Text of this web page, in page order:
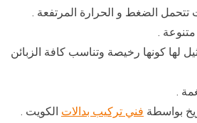
تتحمل الضغط و الحرارة المرتفعة .
.
لها كونها رخيصة وتناسب كافة الزبائن
.
بواسطة فني تركيب بدالات الكويت .